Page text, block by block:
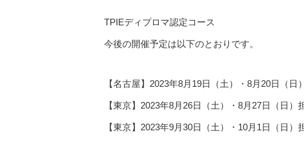
TPIEディプロマ認定コース
今後の開催予定は以下のとおりです。
【名古屋】2023年8月19日（土）・8月20日（
【東京】2023年8月26日（土）・8月27日（日
【東京】 2023年9月30日（土）・ 10月 1日（日）